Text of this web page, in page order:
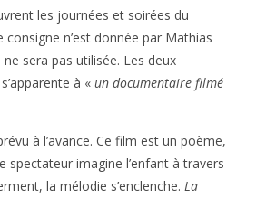
les journées et soirées du
n’est donnée par Mathias
ne sera pas utilisée. Les deux
à « un documentaire filmé
à l’avance. Ce film est un poème,
spectateur imagine l’enfant à travers
la mélodie s’enclenche. La